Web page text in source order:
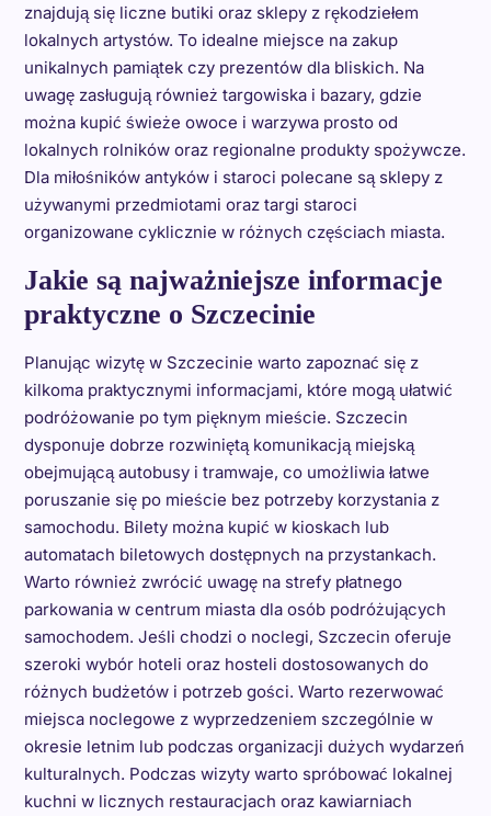
znajdują się liczne butiki oraz sklepy z rękodziełem
lokalnych artystów. To idealne miejsce na zakup
unikalnych pamiątek czy prezentów dla bliskich. Na
uwagę zasługują również targowiska i bazary, gdzie
można kupić świeże owoce i warzywa prosto od
lokalnych rolników oraz regionalne produkty spożywcze.
Dla miłośników antyków i staroci polecane są sklepy z
używanymi przedmiotami oraz targi staroci
organizowane cyklicznie w różnych częściach miasta.
Jakie są najważniejsze informacje
praktyczne o Szczecinie
Planując wizytę w Szczecinie warto zapoznać się z
kilkoma praktycznymi informacjami, które mogą ułatwić
podróżowanie po tym pięknym mieście. Szczecin
dysponuje dobrze rozwiniętą komunikacją miejską
obejmującą autobusy i tramwaje, co umożliwia łatwe
poruszanie się po mieście bez potrzeby korzystania z
samochodu. Bilety można kupić w kioskach lub
automatach biletowych dostępnych na przystankach.
Warto również zwrócić uwagę na strefy płatnego
parkowania w centrum miasta dla osób podróżujących
samochodem. Jeśli chodzi o noclegi, Szczecin oferuje
szeroki wybór hoteli oraz hosteli dostosowanych do
różnych budżetów i potrzeb gości. Warto rezerwować
miejsca noclegowe z wyprzedzeniem szczególnie w
okresie letnim lub podczas organizacji dużych wydarzeń
kulturalnych. Podczas wizyty warto spróbować lokalnej
kuchni w licznych restauracjach oraz kawiarniach